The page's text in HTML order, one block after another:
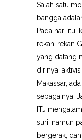
Salah satu
bangga
Pada hari itu,
rekan-rekan
yang datang
dirinya
Makassar,
sebagainya.
ITJ
suri, namun
bergerak,